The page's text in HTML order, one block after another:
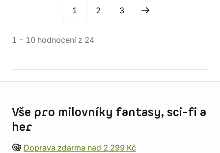
1 2 3
1 - 10 hodnocení z 24
Vše pro milovníky fantasy, sci-fi a
her
Doprava zdarma nad 2 299 Kč